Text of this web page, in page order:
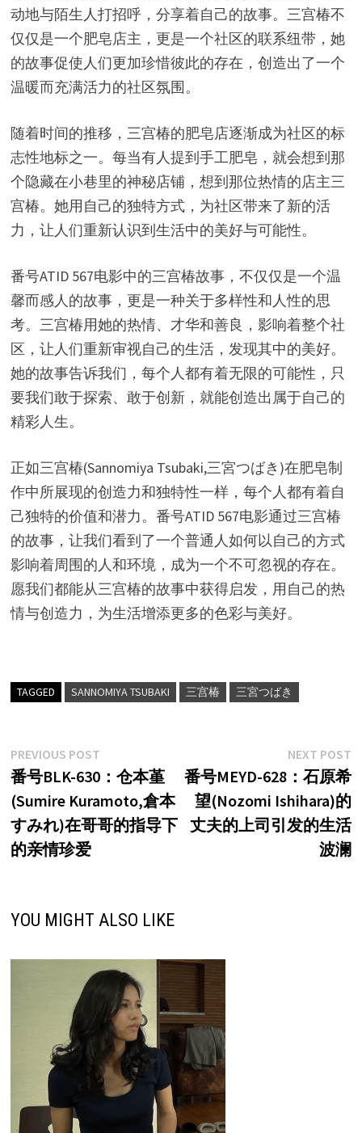
动地与陌生人打招呼，分享着自己的故事。三宫椿不
仅仅是一个肥皂店主，更是一个社区的联系纽带，她
的故事促使人们更加珍惜彼此的存在，创造出了一个
温暖而充满活力的社区氛围。
随着时间的推移，三宫椿的肥皂店逐渐成为社区的标
志性地标之一。每当有人提到手工肥皂，就会想到那
个隐藏在小巷里的神秘店铺，想到那位热情的店主三
宫椿。她用自己的独特方式，为社区带来了新的活
力，让人们重新认识到生活中的美好与可能性。
番号ATID 567电影中的三宫椿故事，不仅仅是一个温
馨而感人的故事，更是一种关于多样性和人性的思
考。三宫椿用她的热情、才华和善良，影响着整个社
区，让人们重新审视自己的生活，发现其中的美好。
她的故事告诉我们，每个人都有着无限的可能性，只
要我们敢于探索、敢于创新，就能创造出属于自己的
精彩人生。
正如三宫椿(Sannomiya Tsubaki,三宮つばき)在肥皂制
作中所展现的创造力和独特性一样，每个人都有着自
己独特的价值和潜力。番号ATID 567电影通过三宫椿
的故事，让我们看到了一个普通人如何以自己的方式
影响着周围的人和环境，成为一个不可忽视的存在。
愿我们都能从三宫椿的故事中获得启发，用自己的热
情与创造力，为生活增添更多的色彩与美好。
TAGGED SANNOMIYA TSUBAKI 三宫椿 三宮つばき
文
章
导
航
PREVIOUS POSTPrevious
post:
番号BLK-630：仓本堇
(Sumire Kuramoto,倉本
すみれ)在哥哥的指导下
的亲情珍爱
NEXT POST
番号MEYD-628：石原希
望(Nozomi Ishihara)的
丈夫的上司引发的生活
波澜
YOU MIGHT ALSO LIKE